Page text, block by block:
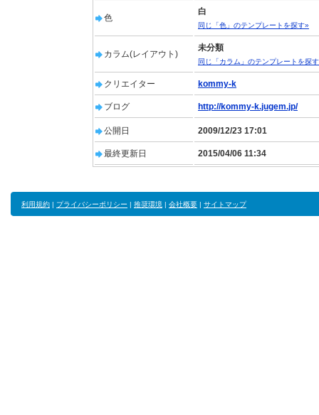
色
白
同じ「色」のテンプレートを探す»
カラム(レイアウト)
未分類
同じ「カラム」のテンプレートを探
クリエイター kommy-k
ブログ http://kommy-k.jugem.jp/
公開日 2009/12/23 17:01
最終更新日 2015/04/06 11:34
利用規約 | プライバシーポリシー | 推奨環境 | 会社概要 | サイトマップ